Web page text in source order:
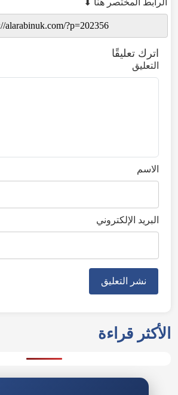
الرابط المختصر هنا ⬇
اترك تعليقًا
التعليق
الاسم
البريد الإلكتروني
الأكثر قراءة